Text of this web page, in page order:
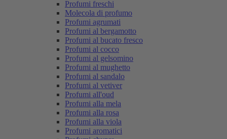
Profumi freschi
Molecola di profumo
Profumi agrumati
Profumi al bergamotto
Profumi al bucato fresco
Profumi al cocco
Profumi al gelsomino
Profumi al mughetto
Profumi al sandalo
Profumi al vetiver
Profumi all'oud
Profumi alla mela
Profumi alla rosa
Profumi alla viola
Profumi aromatici